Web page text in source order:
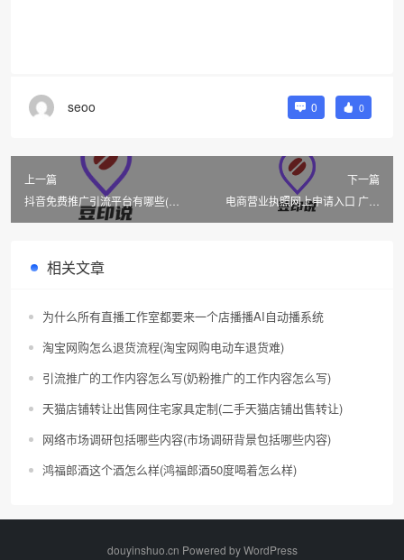
seoo 0 0
上一篇
抖音免费推广引流平台有哪些(抖
音免费推广)
下一篇
电商营业执照网上申请入口 广州
(电商营业执照代办多少钱)
相关文章
为什么所有直播工作室都要来一个店播播AI自动播系统
淘宝网购怎么退货流程(淘宝网购电动车退货难)
引流推广的工作内容怎么写(奶粉推广的工作内容怎么写)
天猫店铺转让出售网住宅家具定制(二手天猫店铺出售转让)
网络市场调研包括哪些内容(市场调研背景包括哪些内容)
鸿福郎酒这个酒怎么样(鸿福郎酒50度喝着怎么样)
douyinshuo.cn Powered byWordPress